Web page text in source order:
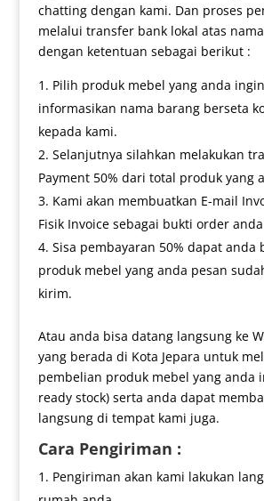
chatting dengan kami. Dan proses
melalui transfer bank lokal atas
dengan ketentuan sebagai berikut :
Pilih produk mebel yang anda
informasikan nama barang berseta
kepada kami.
Selanjutnya silahkan melakukan
Payment 50% dari total produk yang
Kami akan membuatkan E-mail
Fisik Invoice sebagai bukti order
Sisa pembayaran 50% dapat anda
produk mebel yang anda pesan
kirim.
Atau anda bisa datang langsung ke
yang berada di Kota Jepara untuk
pembelian produk mebel yang anda
ready stock) serta anda dapat
langsung di tempat kami juga.
Cara Pengiriman :
Pengiriman akan kami lakukan